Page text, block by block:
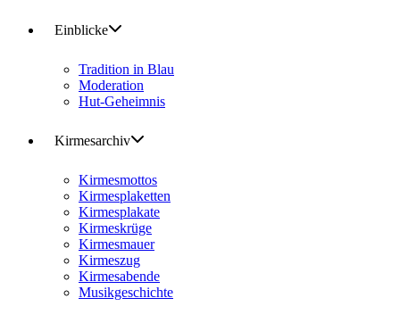
Einblicke
Tradition in Blau
Moderation
Hut-Geheimnis
Kirmesarchiv
Kirmesmottos
Kirmesplaketten
Kirmesplakate
Kirmeskrüge
Kirmesmauer
Kirmeszug
Kirmesabende
Musikgeschichte